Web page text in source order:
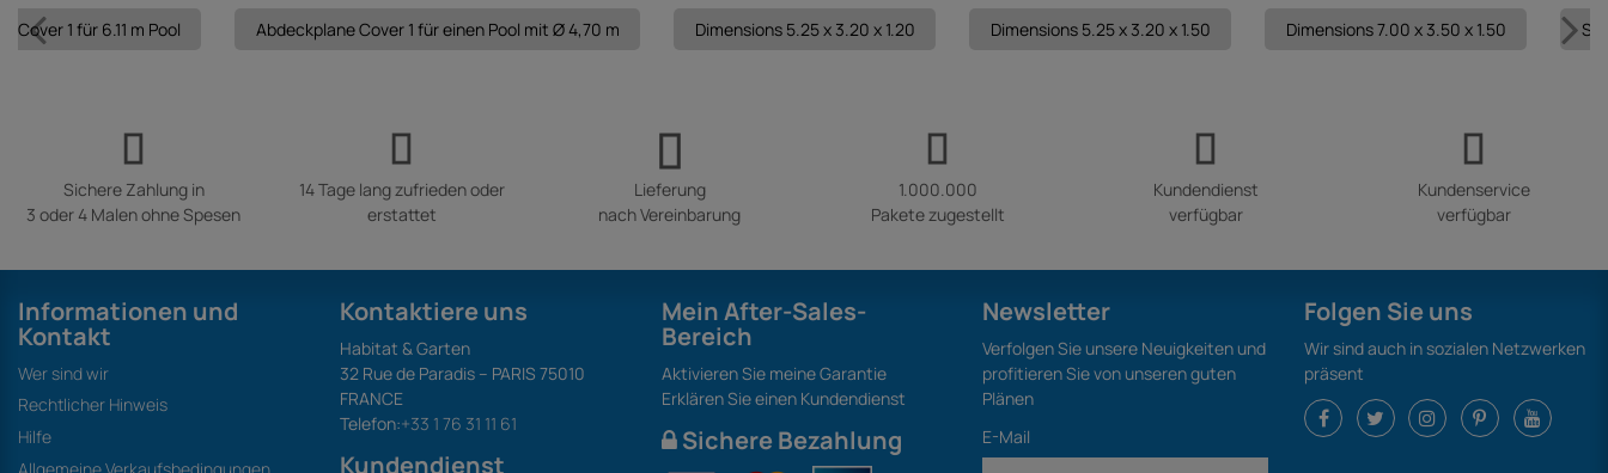
Cover 1 für 6.11 m Pool Abdeckplane Cover 1 für einen Pool mit Ø 4,70 m Dimensions 5.25 x 3.20 x 1.20 Dimensions 5.25 x 3.20 x 1.50 Dimensions 7.00 x 3.50 x 1.50
Sichere Zahlung in
3 oder 4 Malen ohne Spesen
14 Tage lang zufrieden oder
erstattet
Lieferung
nach Vereinbarung
1.000.000
Pakete zugestellt
Kundendienst
verfügbar
Kundenservice
verfügbar
Informationen und
Kontakt
Wer sind wir
Rechtlicher Hinweis
Hilfe
Allgemeine Verkaufsbedingungen
Kontaktiere uns
Habitat & Garten
32 Rue de Paradis – PARIS 75010
FRANCE
Telefon:+33 1 76 31 11 61
Kundendienst
Mein After-Sales-
Bereich
Aktivieren Sie meine Garantie
Erklären Sie einen Kundendienst
Sichere Bezahlung
Newsletter
Verfolgen Sie unsere Neuigkeiten und
profitieren Sie von unseren guten
Plänen
E-Mail
Folgen Sie uns
Wir sind auch in sozialen Netzwerken
präsent